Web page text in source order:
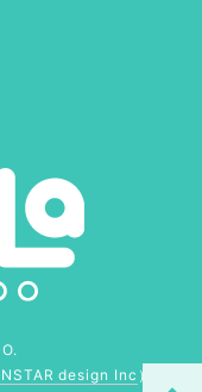
design Inc ）